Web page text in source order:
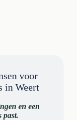
voor
in Weert
en een
past.